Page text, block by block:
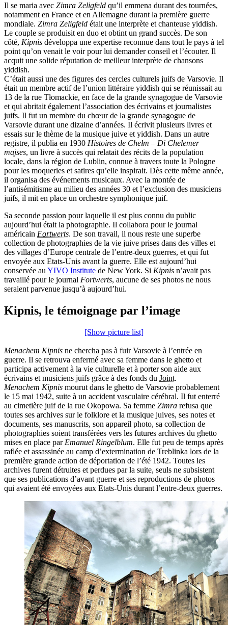
Il se maria avec Zimra Zeligfeld qu’il emmena durant des tournées,
notamment en France et en Allemagne durant la première guerre
mondiale. Zimra Zeligfeld était une interprète et chanteuse yiddish.
Le couple se produisit en duo et obtint un grand succès. De son
côté, Kipnis développa une expertise reconnue dans tout le pays à tel
point qu’on venait le voir pour lui demander conseil et l’écouter. Il
acquit une solide réputation de meilleur interprète de chansons
yiddish.
C’était aussi une des figures des cercles culturels juifs de Varsovie. Il
était un membre actif de l’union littéraire yiddish qui se réunissait au
13 de la rue Tłomackie, en face de la grande synagogue de Varsovie
et qui abritait également l’association des écrivains et journalistes
juifs. Il fut un membre du chœur de la grande synagogue de
Varsovie durant une dizaine d’années. Il écrivit plusieurs livres et
essais sur le thème de la musique juive et yiddish. Dans un autre
registre, il publia en 1930 Histoires de Chełm – Di Chelemer
majses, un livre à succès qui relatait des récits de la population
locale, dans la région de Lublin, connue à travers toute la Pologne
pour les moqueries et satires qu’elle inspirait. Dès cette même année,
il organisa des événements musicaux. Avec la montée de
l’antisémitisme au milieu des années 30 et l’exclusion des musiciens
juifs, il mit en place un orchestre symphonique juif.
Sa seconde passion pour laquelle il est plus connu du public
aujourd’hui était la photographie. Il collabora pour le journal
américain Fortwerts. De son travail, il nous reste une superbe
collection de photographies de la vie juive prises dans des villes et
des villages d’Europe centrale de l’entre-deux guerres, et qui fut
envoyée aux Etats-Unis avant la guerre. Elle est aujourd’hui
conservée au YIVO Institute de New York. Si Kipnis n’avait pas
travaillé pour le journal Fortwerts, aucune de ses photos ne nous
seraient parvenue jusqu’à aujourd’hui.
Kipnis, le témoignage par l’image
[Show picture list]
Menachem Kipnis ne chercha pas à fuir Varsovie à l’entrée en
guerre. Il se retrouva enfermé avec sa femme dans le ghetto et
participa activement à la vie culturelle et à porter son aide aux
écrivains et musiciens juifs grâce à des fonds du Joint.
Menachem Kipnis mourut dans le ghetto de Varsovie probablement
le 15 mai 1942, suite à un accident vasculaire cérébral. Il fut enterré
au cimetière juif de la rue Okopowa. Sa femme Zimra refusa que
toutes ses archives sur le folklore et la musique juives, ses notes et
documents, ses manuscrits, son appareil photo, sa collection de
photographies soient transférées vers les futures archives du ghetto
mises en place par Emanuel Ringelblum. Elle fut peu de temps après
raflée et assassinée au camp d’extermination de Treblinka lors de la
première grande action de déportation de l’été 1942. Toutes les
archives furent détruites et perdues par la suite, seuls ne subsistent
que ses publications d’avant guerre et ses reproductions de photos
qui avaient été envoyées aux Etats-Unis durant l’entre-deux guerres.